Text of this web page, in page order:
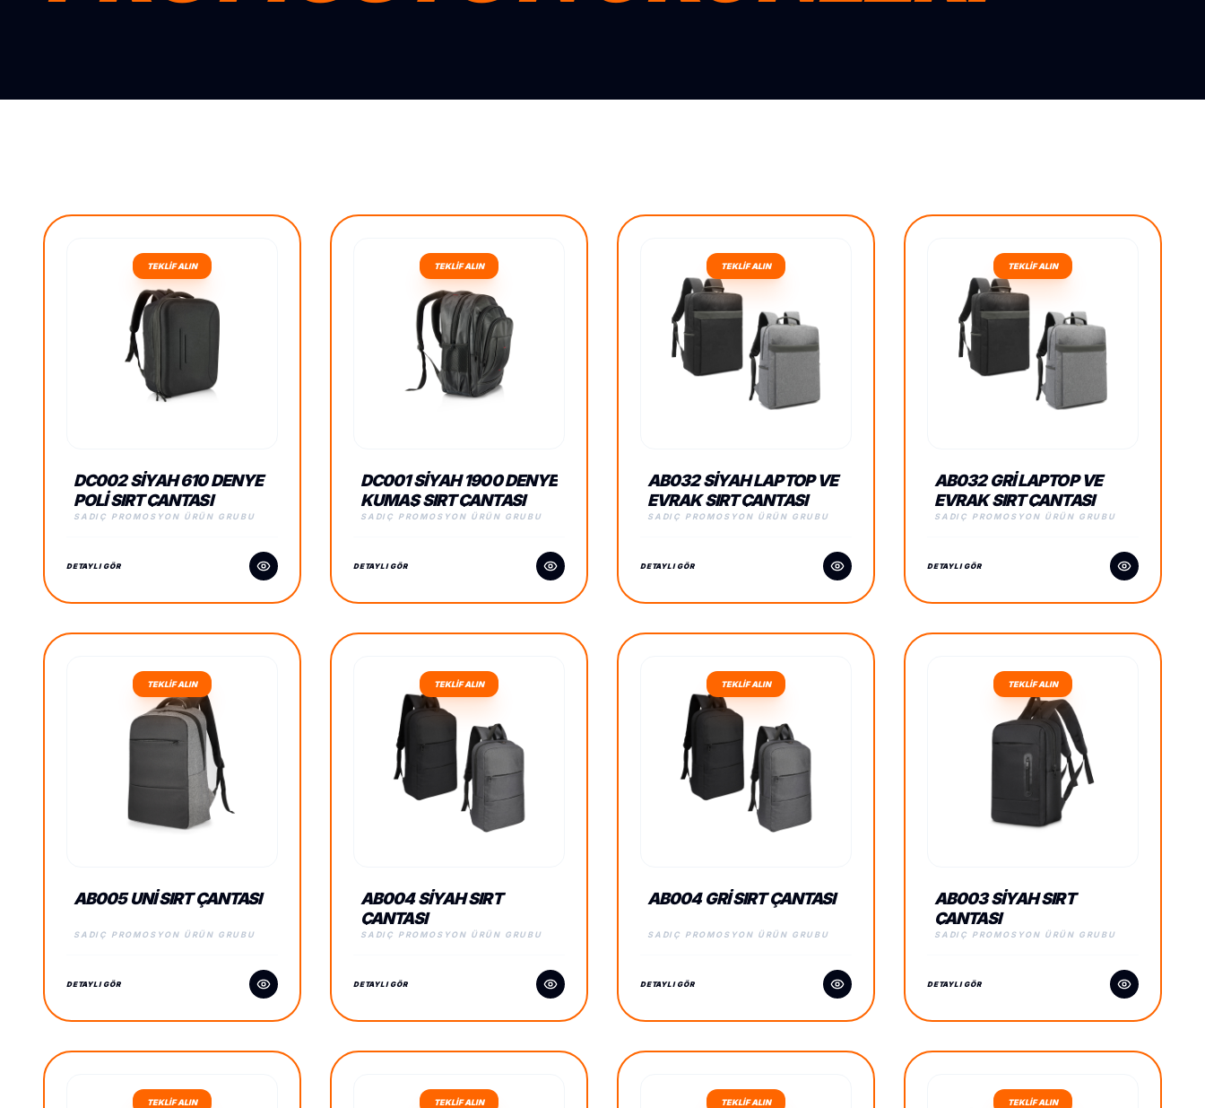
TEKLİF ALIN
DC002 SIYAH 610 DENYE
POLI SIRT ÇANTASI
SADIÇ PROMOSYON ÜRÜN GRUBU
DETAYLI GÖR
TEKLİF ALIN
DC001 SIYAH 1900 DENYE
KUMAŞ SIRT ÇANTASI
SADIÇ PROMOSYON ÜRÜN GRUBU
DETAYLI GÖR
TEKLİF ALIN
AB032 SIYAH LAPTOP VE
EVRAK SIRT ÇANTASI
SADIÇ PROMOSYON ÜRÜN GRUBU
DETAYLI GÖR
TEKLİF ALIN
AB032 GRI LAPTOP VE
EVRAK SIRT ÇANTASI
SADIÇ PROMOSYON ÜRÜN GRUBU
DETAYLI GÖR
TEKLİF ALIN
AB005 UNI SIRT ÇANTASI
SADIÇ PROMOSYON ÜRÜN GRUBU
DETAYLI GÖR
TEKLİF ALIN
AB004 SIYAH SIRT
ÇANTASI
SADIÇ PROMOSYON ÜRÜN GRUBU
DETAYLI GÖR
TEKLİF ALIN
AB004 GRI SIRT ÇANTASI
SADIÇ PROMOSYON ÜRÜN GRUBU
DETAYLI GÖR
TEKLİF ALIN
AB003 SIYAH SIRT
ÇANTASI
SADIÇ PROMOSYON ÜRÜN GRUBU
DETAYLI GÖR
TEKLİF ALIN TEKLİF ALIN TEKLİF ALIN TEKLİF ALIN